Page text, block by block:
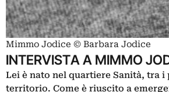
Mimmo Jodice © Barbara Jodice
INTERVISTA A MIMMO
Lei è nato nel quartiere Sanità, tra
territorio. Come è riuscito a